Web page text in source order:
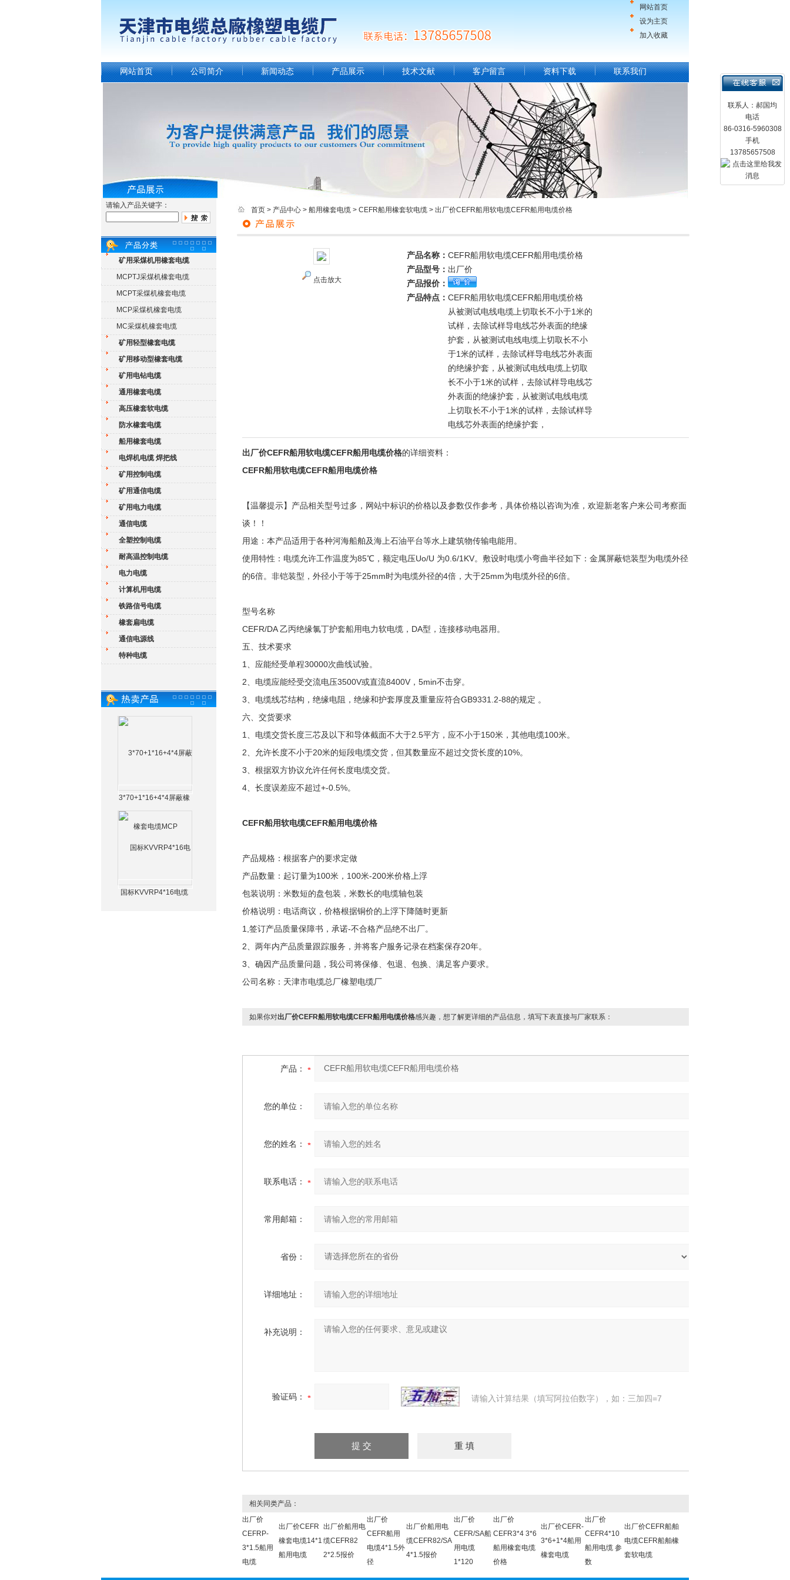
网站首页
设为主页
加入收藏
联系人：郝国均
电话
86-0316-5960308
手机
13785657508
网站首页 公司简介 新闻动态 产品展示 技术文献 客户留言 资料下载 联系我们
请输入产品关键字：
矿用采煤机用橡套电缆
MCPTJ采煤机橡套电缆
MCPT采煤机橡套电缆
MCP采煤机橡套电缆
MC采煤机橡套电缆
矿用轻型橡套电缆
矿用移动型橡套电缆
矿用电钻电缆
通用橡套电缆
高压橡套软电缆
防水橡套电缆
船用橡套电缆
电焊机电缆 焊把线
矿用控制电缆
矿用通信电缆
矿用电力电缆
通信电缆
全塑控制电缆
耐高温控制电缆
电力电缆
计算机用电缆
铁路信号电缆
橡套扁电缆
通信电源线
特种电缆
3*70+1*16+4*4屏蔽橡
国标KVVRP4*16电缆
首页 > 产品中心 > 船用橡套电缆 > CEFR船用橡套软电缆 > 出厂价CEFR船用软电缆CEFR船用电缆价格
点击放大
产品名称： CEFR船用软电缆CEFR船用电缆价格
产品型号： 出厂价
产品报价：
产品特点： CEFR船用软电缆CEFR船用电缆价格
从被测试电线电缆上切取长不小于1米的
试样，去除试样导电线芯外表面的绝缘
护套，从被测试电线电缆上切取长不小
于1米的试样，去除试样导电线芯外表面
的绝缘护套，从被测试电线电缆上切取
长不小于1米的试样，去除试样导电线芯
外表面的绝缘护套，从被测试电线电缆
上切取长不小于1米的试样，去除试样导
电线芯外表面的绝缘护套，
出厂价CEFR船用软电缆CEFR船用电缆价格的详细资料：
CEFR船用软电缆CEFR船用电缆价格
【温馨提示】产品相关型号过多，网站中标识的价格以及参数仅作参考，具体价格以咨询为准，欢迎新老客户来公司考察面
谈！！
用途：本产品适用于各种河海船舶及海上石油平台等水上建筑物传输电能用。
使用特性：电缆允许工作温度为85℃，额定电压Uo/U 为0.6/1KV。敷设时电缆小弯曲半径如下：金属屏蔽铠装型为电缆外径
的6倍。非铠装型，外径小于等于25mm时为电缆外径的4倍，大于25mm为电缆外径的6倍。
型号名称
CEFR/DA 乙丙绝缘氯丁护套船用电力软电缆，DA型，连接移动电器用。
五、技术要求
1、应能经受单程30000次曲线试验。
2、电缆应能经受交流电压3500V或直流8400V，5min不击穿。
3、电缆线芯结构，绝缘电阻，绝缘和护套厚度及重量应符合GB9331.2-88的规定 。
六、交货要求
1、电缆交货长度三芯及以下和导体截面不大于2.5平方，应不小于150米，其他电缆100米。
2、允许长度不小于20米的短段电缆交货，但其数量应不超过交货长度的10%。
3、根据双方协议允许任何长度电缆交货。
4、长度误差应不超过+-0.5%。
CEFR船用软电缆CEFR船用电缆价格
产品规格：根据客户的要求定做
产品数量：起订量为100米，100米-200米价格上浮
包装说明：米数短的盘包装，米数长的电缆轴包装
价格说明：电话商议，价格根据铜价的上浮下降随时更新
1,签订产品质量保障书，承诺-不合格产品绝不出厂。
2、两年内产品质量跟踪服务，并将客户服务记录在档案保存20年。
3、确因产品质量问题，我公司将保修、包退、包换、满足客户要求。
公司名称：天津市电缆总厂橡塑电缆厂
如果你对出厂价CEFR船用软电缆CEFR船用电缆价格感兴趣，想了解更详细的产品信息，填写下表直接与厂家联系：
产品：
您的单位：
您的姓名：
联系电话：
常用邮箱：
省份：
详细地址：
补充说明：
验证码： 请输入计算结果（填写阿拉伯数字），如：三加四=7
相关同类产品：
出厂价
CEFRP-
3*1.5船用
电缆
出厂价CEFR
橡套电缆14*1
船用电缆
出厂价船用电
缆CEFR82
2*2.5报价
出厂价
CEFR船用
电缆4*1.5外
径
出厂价船用电
缆CEFR82/SA
4*1.5报价
出厂价
CEFR/SA船
用电缆
1*120
出厂价
CEFR3*4 3*6
船用橡套电缆
价格
出厂价CEFR-
3*6+1*4船用
橡套电缆
出厂价
CEFR4*10
船用电缆 参
数
出厂价CEFR船舶
电缆CEFR船舶橡
套软电缆